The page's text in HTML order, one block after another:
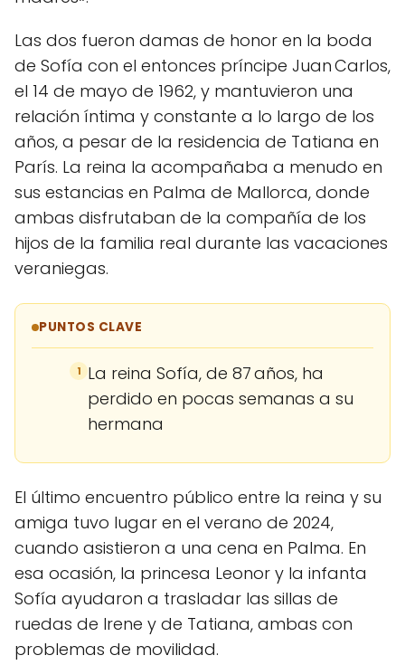
Las dos fueron damas de honor en la boda
de Sofía con el entonces príncipe Juan Carlos,
el 14 de mayo de 1962, y mantuvieron una
relación íntima y constante a lo largo de los
años, a pesar de la residencia de Tatiana en
París. La reina la acompañaba a menudo en
sus estancias en Palma de Mallorca, donde
ambas disfrutaban de la compañía de los
hijos de la familia real durante las vacaciones
veraniegas.
PUNTOS CLAVE
1 La reina Sofía, de 87 años, ha
perdido en pocas semanas a su
hermana
El último encuentro público entre la reina y su
amiga tuvo lugar en el verano de 2024,
cuando asistieron a una cena en Palma. En
esa ocasión, la princesa Leonor y la infanta
Sofía ayudaron a trasladar las sillas de
ruedas de Irene y de Tatiana, ambas con
problemas de movilidad.